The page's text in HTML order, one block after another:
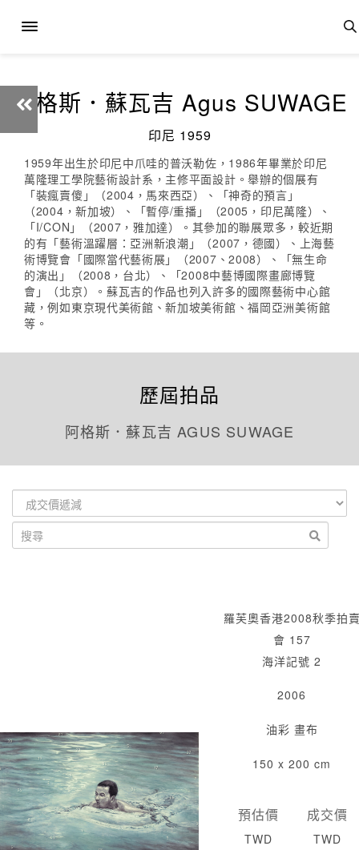
阿格斯．蘇瓦吉 Agus SUWAGE
印尼 1959
1959年出生於印尼中爪哇的普沃勒佐，1986年畢業於印尼
萬隆理工學院藝術設計系，主修平面設計。舉辦的個展有
「裝瘋賣傻」（2004，馬來西亞）、「神奇的預言」
（2004，新加坡）、「暫停/重播」（2005，印尼萬隆）、
「I/CON」（2007，雅加達）。其參加的聯展眾多，較近期
的有「藝術溫躍層：亞洲新浪潮」（2007，德國）、上海藝
術博覽會「國際當代藝術展」（2007、2008）、「無生命
的演出」（2008，台北）、「2008中藝博國際畫廊博覽
會」（北京）。蘇瓦吉的作品也列入許多的國際藝術中心館
藏，例如東京現代美術館、新加坡美術館、福岡亞洲美術館
等。
歷屆拍品
阿格斯．蘇瓦吉 AGUS SUWAGE
羅芙奧香港2008秋季拍
會 157
海洋記號 2
2006
油彩 畫布
150 x 200 cm
預估價
TWD
成交價
TWD